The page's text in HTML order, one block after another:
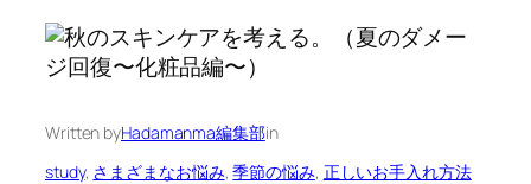
Written byHadamanma編集部in
study, さまざまなお悩み, 季節の悩み, 正しいお手入れ方法